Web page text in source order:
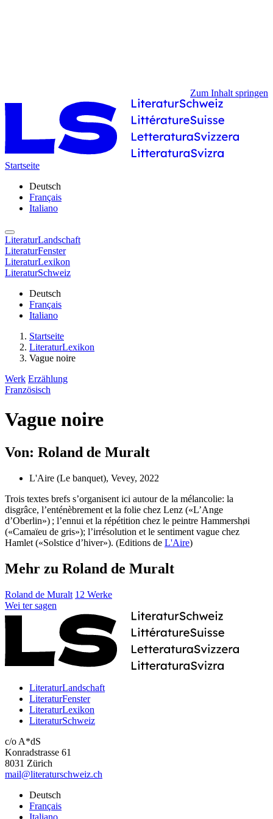
Zum Inhalt springen
Startseite
Deutsch
Français
Italiano
LiteraturLandschaft
LiteraturFenster
LiteraturLexikon
LiteraturSchweiz
Deutsch
Français
Italiano
Startseite
LiteraturLexikon
Vague noire
Werk Erzählung
Französisch
Vague noire
Von: Roland de Muralt
L'Aire (Le banquet), Vevey, 2022
Trois textes brefs s’organisent ici autour de la mélancolie: la
disgrâce, l’enténèbrement et la folie chez Lenz («L’Ange
d’Oberlin») ; l’ennui et la répétition chez le peintre Hammershøi
(«Camaïeu de gris»); l’irrésolution et le sentiment vague chez
Hamlet («Solstice d’hiver»). (Editions de L'Aire)
Mehr zu Roland de Muralt
Roland de Muralt 12 Werke
Wei ter sagen
LiteraturLandschaft
LiteraturFenster
LiteraturLexikon
LiteraturSchweiz
c/o A*dS
Konradstrasse 61
8031 Zürich
mail@literaturschweiz.ch
Deutsch
Français
Italiano